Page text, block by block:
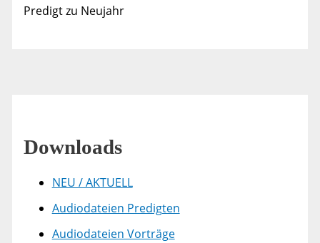
Predigt zu Neujahr
Downloads
NEU / AKTUELL
Audiodateien Predigten
Audiodateien Vorträge